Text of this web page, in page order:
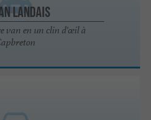
Landais
van en un clin d'œil à